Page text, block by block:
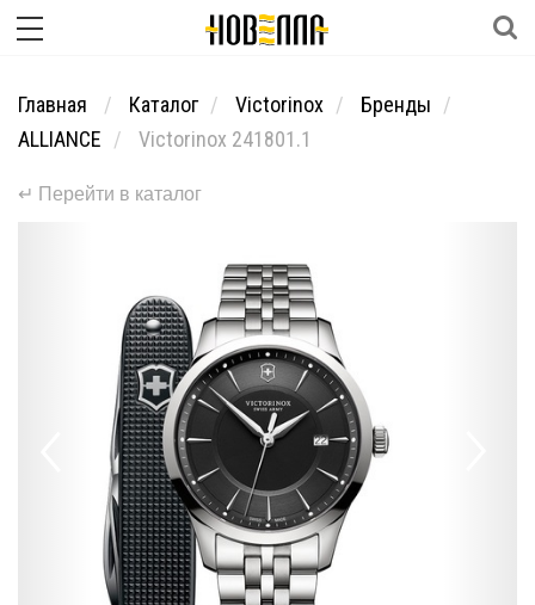
Главная Каталог Victorinox
Бренды
ALLIANCE
Victorinox 241801.1
↵ Перейти в каталог